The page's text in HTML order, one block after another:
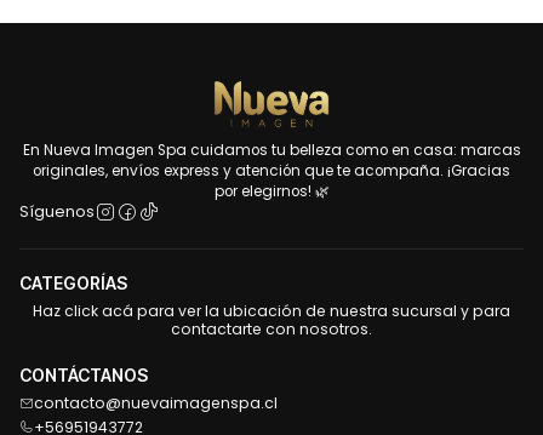
En Nueva Imagen Spa cuidamos tu belleza como en casa: marcas
originales, envíos express y atención que te acompaña. ¡Gracias
por elegirnos! 🌿
Síguenos
CATEGORÍAS
Haz click acá para ver la ubicación de nuestra sucursal y para
contactarte con nosotros.
CONTÁCTANOS
contacto@nuevaimagenspa.cl
+56951943772